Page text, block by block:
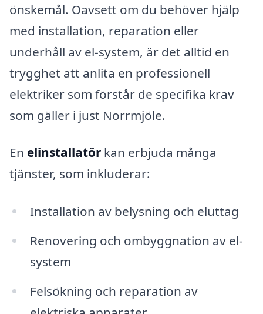
önskemål. Oavsett om du behöver hjälp
med installation, reparation eller
underhåll av el-system, är det alltid en
trygghet att anlita en professionell
elektriker som förstår de specifika krav
som gäller i just Norrmjöle.
En elinstallatör kan erbjuda många
tjänster, som inkluderar:
Installation av belysning och eluttag
Renovering och ombyggnation av el-
system
Felsökning och reparation av